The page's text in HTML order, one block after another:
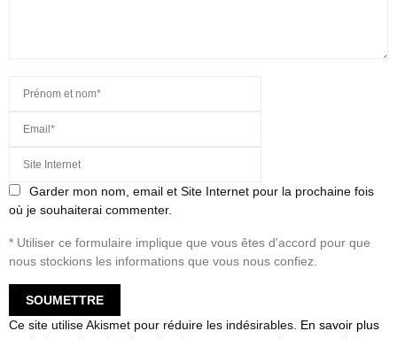
Garder mon nom, email et Site Internet pour la prochaine fois
où je souhaiterai commenter.
* Utiliser ce formulaire implique que vous êtes d'accord pour que
nous stockions les informations que vous nous confiez.
Ce site utilise Akismet pour réduire les indésirables. En savoir plus